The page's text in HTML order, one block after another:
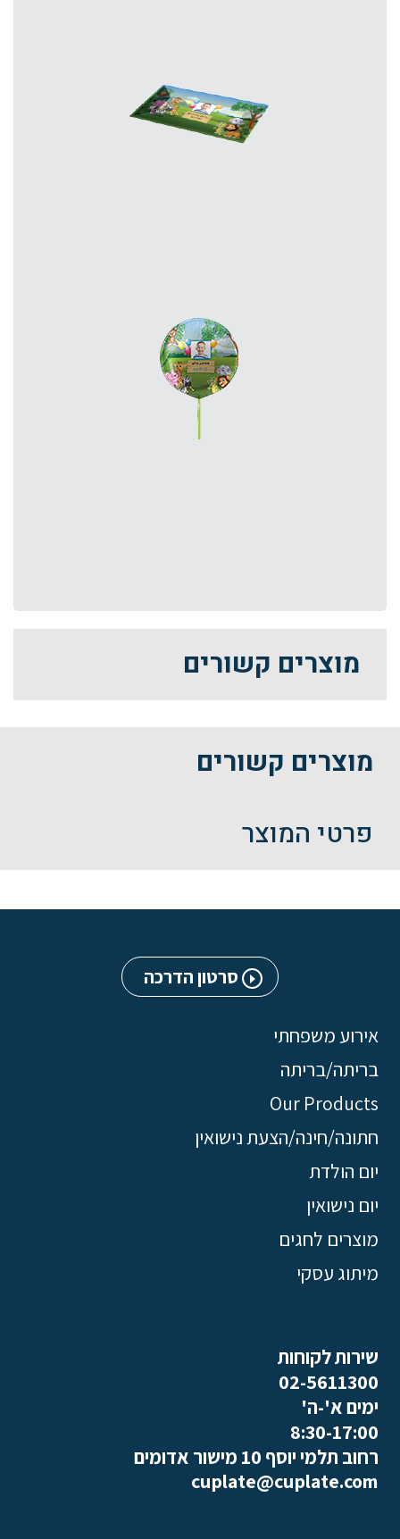
מוצרים קשורים
מוצרים קשורים
פרטי המוצר
סרטון הדרכה
אירוע משפחתי
בריתה/בריתה
Our Products
חתונה/חינה/הצעת נישואין
יום הולדת
יום נישואין
מוצרים לחגים
מיתוג עסקי
שירות לקוחות
02-5611300
ימים א'-ה'
8:30-17:00
רחוב תלמי יוסף 10 מישור אדומים
cuplate@cuplate.com